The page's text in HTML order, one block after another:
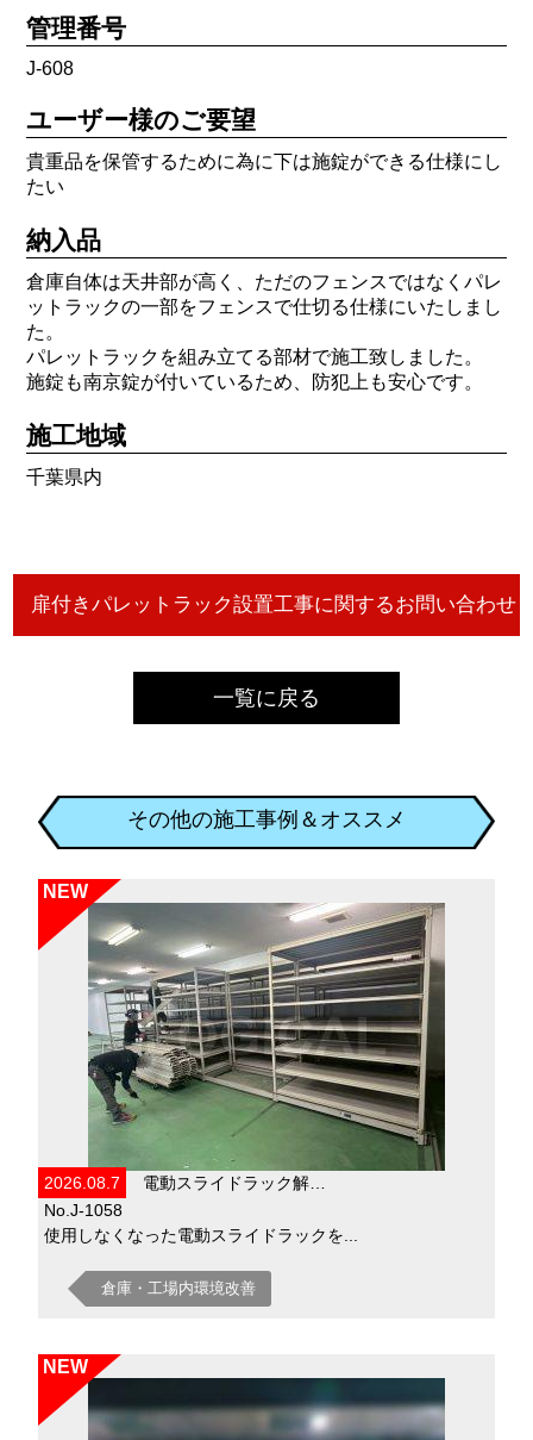
管理番号
J-608
ユーザー様のご要望
貴重品を保管するために為に下は施錠ができる仕様にし
たい
納入品
倉庫自体は天井部が高く、ただのフェンスではなくパレ
ットラックの一部をフェンスで仕切る仕様にいたしまし
た。
パレットラックを組み立てる部材で施工致しました。
施錠も南京錠が付いているため、防犯上も安心です。
施工地域
千葉県内
一覧に戻る
その他の施工事例＆オススメ
NEW
2026.08.7
電動スライドラック解…
No.J-1058
使用しなくなった電動スライドラックを...
倉庫・工場内環境改善
NEW